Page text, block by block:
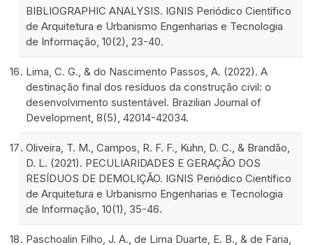
BIBLIOGRAPHIC ANALYSIS. IGNIS Periódico Científico
de Arquitetura e Urbanismo Engenharias e Tecnologia
de Informação, 10(2), 23-40.
Lima, C. G., & do Nascimento Passos, A. (2022). A
destinação final dos resíduos da construção civil: o
desenvolvimento sustentável. Brazilian Journal of
Development, 8(5), 42014-42034.
Oliveira, T. M., Campos, R. F. F., Kuhn, D. C., & Brandão,
D. L. (2021). PECULIARIDADES E GERAÇÃO DOS
RESÍDUOS DE DEMOLIÇÃO. IGNIS Periódico Científico
de Arquitetura e Urbanismo Engenharias e Tecnologia
de Informação, 10(1), 35-46.
Paschoalin Filho, J. A., de Lima Duarte, E. B., & de Faria,